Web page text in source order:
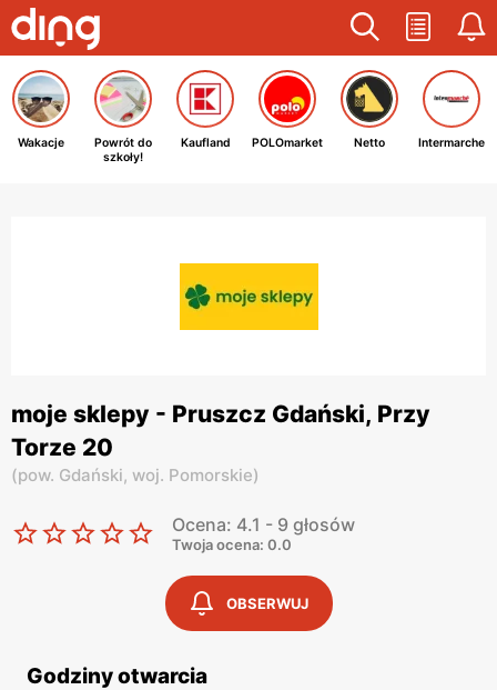
Wakacje
Powrót do
szkoły!
Kaufland POLOmarket Netto Intermarche
moje sklepy - Pruszcz Gdański, Przy
Torze 20
(pow. Gdański, woj. Pomorskie)
Ocena: 4.1 - 9 głosów
Twoja ocena: 0.0
OBSERWUJ
Godziny otwarcia